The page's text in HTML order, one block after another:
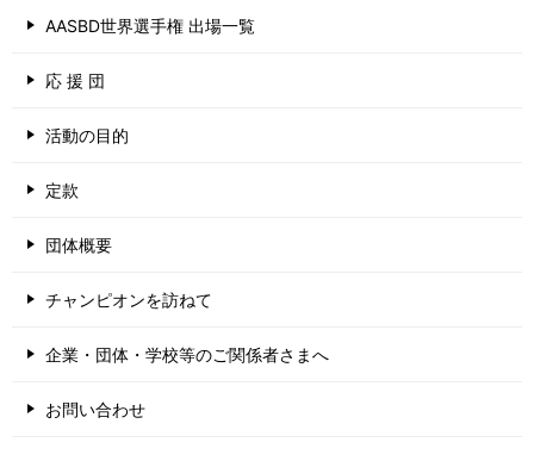
AASBD世界選手権 出場一覧
応 援 団
活動の目的
定款
団体概要
チャンピオンを訪ねて
企業・団体・学校等のご関係者さまへ
お問い合わせ